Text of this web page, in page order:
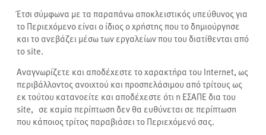
Έτσι σύμφωνα με τα παραπάνω αποκλειστικός υπεύθυνος για
το Περιεχόμενο είναι ο ίδιος ο χρήστης που το δημιούργησε
και το ανεβάζει μέσω των εργαλείων που του διατίθενται από
το site.
Αναγνωρίζετε και αποδέχεστε το χαρακτήρα του Internet, ως
περιβάλλοντος ανοιχτού και προσπελάσιμου από τρίτους ως
εκ τούτου κατανοείτε και αποδέχεστε ότι η ΕΣΑΠΕ δια του
site, σε καμία περίπτωση δεν θα ευθύνεται σε περίπτωση
που κάποιος τρίτος παραβιάσει το Περιεχόμενό σας.